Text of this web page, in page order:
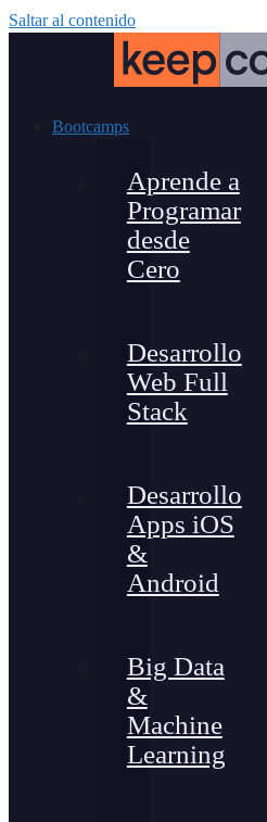
Saltar al contenido
Bootcamps
Aprende a
Programar
desde
Cero
Desarrollo
Web Full
Stack
Desarrollo
Apps iOS
&
Android
Big Data
&
Machine
Learning